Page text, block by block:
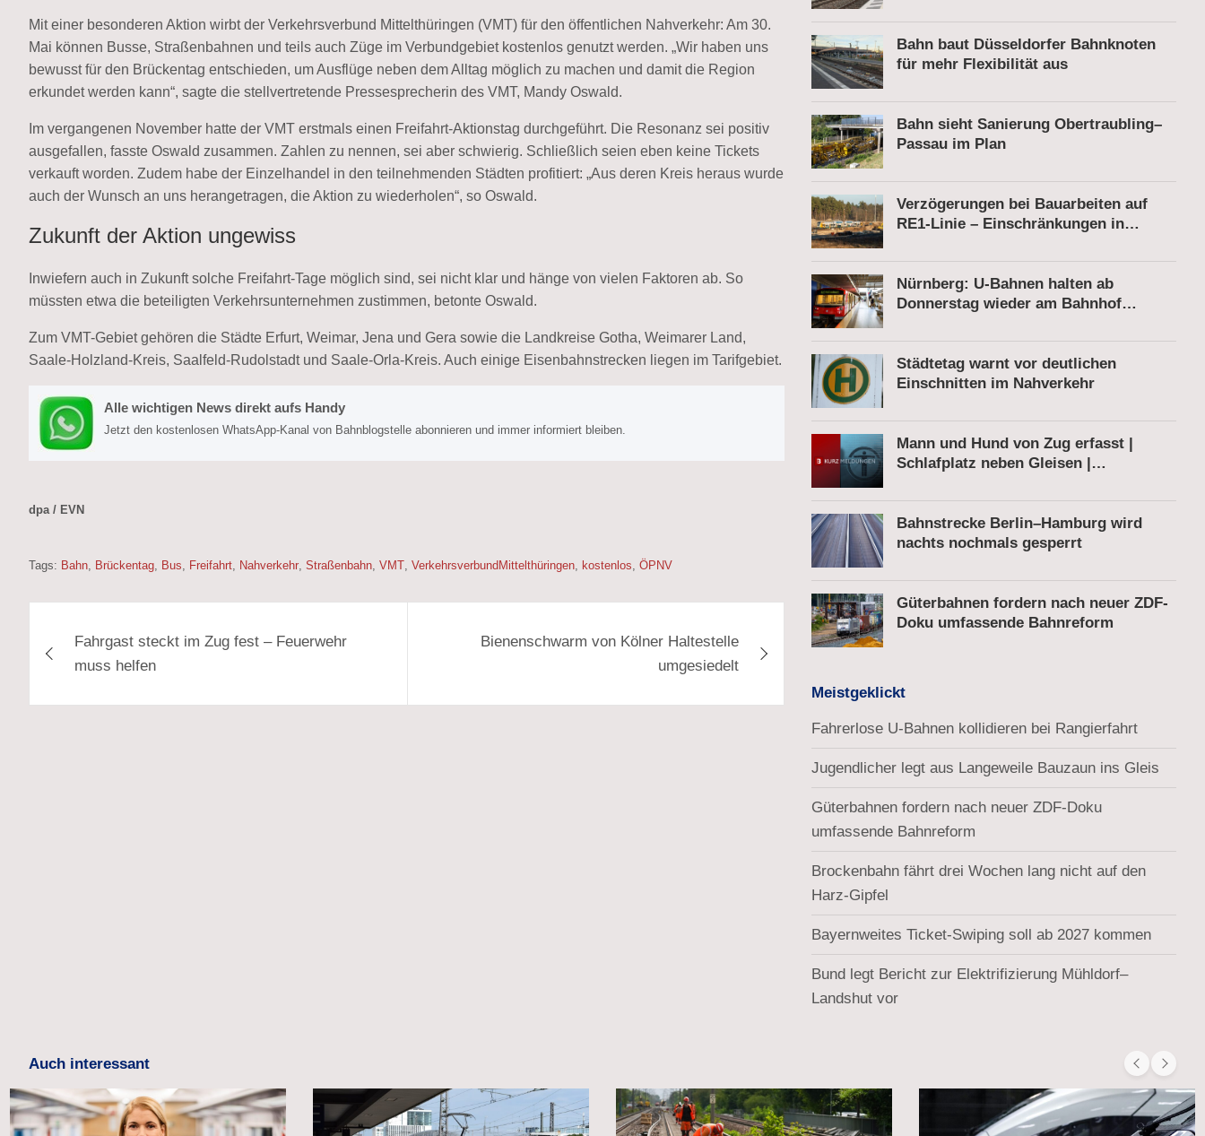
Mit einer besonderen Aktion wirbt der Verkehrsverbund Mittelthüringen (VMT) für den öffentlichen Nahverkehr: Am 30.
Mai können Busse, Straßenbahnen und teils auch Züge im Verbundgebiet kostenlos genutzt werden. „Wir haben uns
bewusst für den Brückentag entschieden, um Ausflüge neben dem Alltag möglich zu machen und damit die Region
erkundet werden kann“, sagte die stellvertretende Pressesprecherin des VMT, Mandy Oswald.
Im vergangenen November hatte der VMT erstmals einen Freifahrt-Aktionstag durchgeführt. Die Resonanz sei positiv
ausgefallen, fasste Oswald zusammen. Zahlen zu nennen, sei aber schwierig. Schließlich seien eben keine Tickets
verkauft worden. Zudem habe der Einzelhandel in den teilnehmenden Städten profitiert: „Aus deren Kreis heraus wurde
auch der Wunsch an uns herangetragen, die Aktion zu wiederholen“, so Oswald.
Zukunft der Aktion ungewiss
Inwiefern auch in Zukunft solche Freifahrt-Tage möglich sind, sei nicht klar und hänge von vielen Faktoren ab. So
müssten etwa die beteiligten Verkehrsunternehmen zustimmen, betonte Oswald.
Zum VMT-Gebiet gehören die Städte Erfurt, Weimar, Jena und Gera sowie die Landkreise Gotha, Weimarer Land,
Saale-Holzland-Kreis, Saalfeld-Rudolstadt und Saale-Orla-Kreis. Auch einige Eisenbahnstrecken liegen im Tarifgebiet.
Alle wichtigen News direkt aufs Handy
Jetzt den kostenlosen WhatsApp-Kanal von Bahnblogstelle abonnieren und immer informiert bleiben.
dpa / EVN
Tags: Bahn Brückentag Bus Freifahrt Nahverkehr Straßenbahn VMT VerkehrsverbundMittelthüringen kostenlos ÖPNV
Fahrgast steckt im Zug fest – Feuerwehr
muss helfen
Bienenschwarm von Kölner Haltestelle
umgesiedelt
Bahn baut Düsseldorfer Bahnknoten
für mehr Flexibilität aus
Bahn sieht Sanierung Obertraubling–
Passau im Plan
Verzögerungen bei Bauarbeiten auf
RE1-Linie – Einschränkungen in
Nürnberg: U-Bahnen halten ab
Donnerstag wieder am Bahnhof
Städtetag warnt vor deutlichen
Einschnitten im Nahverkehr
Mann und Hund von Zug erfasst |
Schlafplatz neben Gleisen |
Fußgänger
Bahnstrecke Berlin–Hamburg wird
nachts nochmals gesperrt
Güterbahnen fordern nach neuer ZDF-
Doku umfassende Bahnreform
Meistgeklickt
Fahrerlose U-Bahnen kollidieren bei Rangierfahrt
Jugendlicher legt aus Langeweile Bauzaun ins Gleis
Güterbahnen fordern nach neuer ZDF-Doku
umfassende Bahnreform
Brockenbahn fährt drei Wochen lang nicht auf den
Harz-Gipfel
Bayernweites Ticket-Swiping soll ab 2027 kommen
Bund legt Bericht zur Elektrifizierung Mühldorf–
Landshut vor
Auch interessant